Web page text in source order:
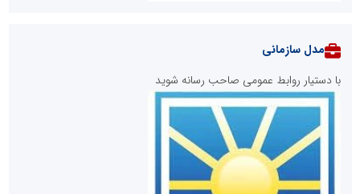
روابط عمومی خبرگزاری گزارش خبر
مدل سازمانی
با دستیار روابط عمومی صاحب رسانه شوید